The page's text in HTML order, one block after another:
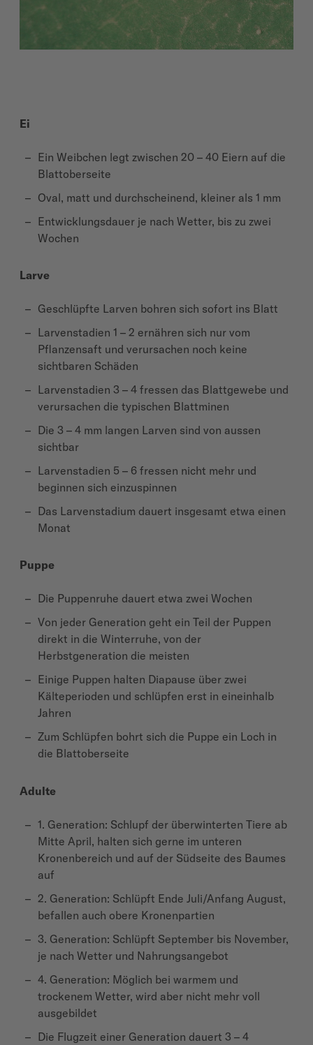
Ei
Ein Weibchen legt zwischen 20 – 40 Eiern auf die
Blattoberseite
Oval, matt und durchscheinend, kleiner als 1 mm
Entwicklungsdauer je nach Wetter, bis zu zwei
Wochen
Larve
Geschlüpfte Larven bohren sich sofort ins Blatt
Larvenstadien 1 – 2 ernähren sich nur vom
Pflanzensaft und verursachen noch keine
sichtbaren Schäden
Larvenstadien 3 – 4 fressen das Blattgewebe und
verursachen die typischen Blattminen
Die 3 – 4 mm langen Larven sind von aussen
sichtbar
Larvenstadien 5 – 6 fressen nicht mehr und
beginnen sich einzuspinnen
Das Larvenstadium dauert insgesamt etwa einen
Monat
Puppe
Die Puppenruhe dauert etwa zwei Wochen
Von jeder Generation geht ein Teil der Puppen
direkt in die Winterruhe, von der
Herbstgeneration die meisten
Einige Puppen halten Diapause über zwei
Kälteperioden und schlüpfen erst in eineinhalb
Jahren
Zum Schlüpfen bohrt sich die Puppe ein Loch in
die Blattoberseite
Adulte
1. Generation: Schlupf der überwinterten Tiere ab
Mitte April, halten sich gerne im unteren
Kronenbereich und auf der Südseite des Baumes
auf
2. Generation: Schlüpft Ende Juli/Anfang August,
befallen auch obere Kronenpartien
3. Generation: Schlüpft September bis November,
je nach Wetter und Nahrungsangebot
4. Generation: Möglich bei warmem und
trockenem Wetter, wird aber nicht mehr voll
ausgebildet
Die Flugzeit einer Generation dauert 3 – 4